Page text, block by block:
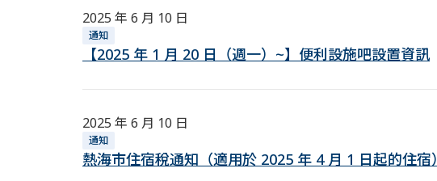
2025 年 6 月 10 日
通知
【2025 年 1 月 20 日（週一）~】便利設施吧設置資訊
2025 年 6 月 10 日
通知
熱海市住宿稅通知（適用於 2025 年 4 月 1 日起的住宿）